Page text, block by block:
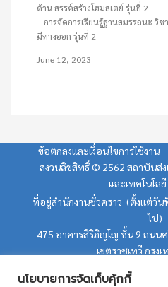
ด้าน สรรค์สร้างโฮมสเตย์ รุ่นที่ 2
– การจัดการเรียนรู้ฐานสมรรถนะ วิ
มีทางออก รุ่นที่ 2
June 12, 2023
ข้อตกลงและเงื่อนไขการใช้งาน
สงวนลิขสิทธิ์ © 2562 สถาบันส่
และเทคโนโล
ที่อยู่สำนักงานชั่วคราว (ตั้งแต่วั
ไป)
475 อาคารสิริภิญโญ ชั้น 9 ถนน
เขตราชเทวี กรุง
นโยบายการจัดเก็บคุ้กกี้